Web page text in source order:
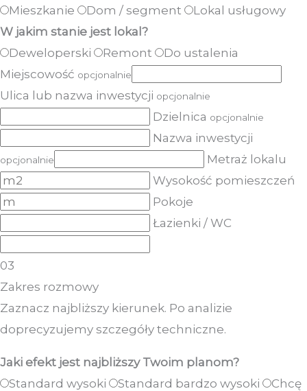
Mieszkanie Dom / segment
Lokal usługowy
W jakim stanie jest lokal?
Deweloperski
Remont
Do ustalenia
Miejscowość opcjonalnie
Ulica lub nazwa inwestycji opcjonalnie
Dzielnica opcjonalnie
Nazwa inwestycji
opcjonalnie
Metraż lokalu
Wysokość pomieszczeń
Pokoje
Łazienki / WC
03
Zakres rozmowy
Zaznacz najbliższy kierunek. Po analizie
doprecyzujemy szczegóły techniczne.
Jaki efekt jest najbliższy Twoim planom?
Standard wysoki
Standard bardzo wysoki
Chcę